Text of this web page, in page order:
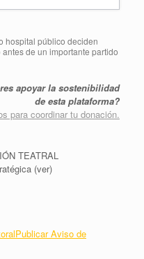
hospital público deciden
de un importante partido
por todos los goles que
apoyar la sostenibilidad
de esta plataforma?
para coordinar tu donación.
TEATRAL
(ver)
Publicar Aviso de